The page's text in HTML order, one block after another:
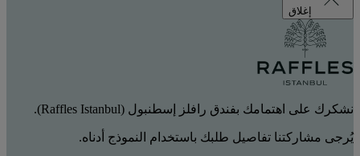
إغلاق
نشكرك على اهتمامك بفندق رافلز إسطنبول (Raffles Istanbul).
يُرجى مشاركتنا تفاصيل طلبك باستخدام النموذج أدناه.